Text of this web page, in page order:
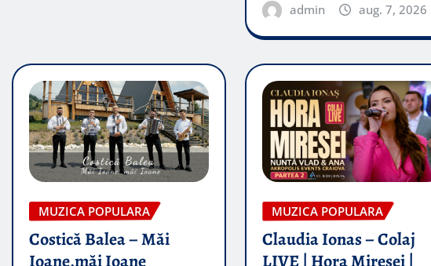
admin aug. 7, 2026
MUZICA POPULARA
Costică Balea – Măi
MUZICA POPULARA
Claudia Ionas – Colaj